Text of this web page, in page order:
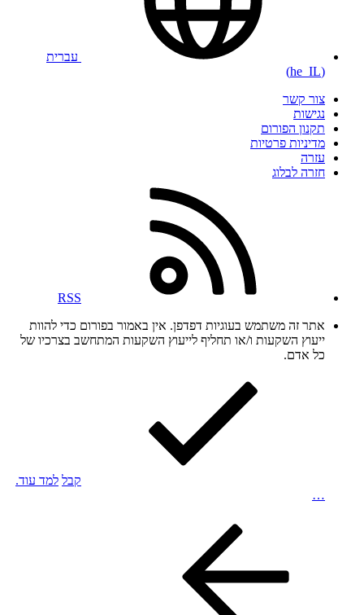
עברית
(he_IL)
צור קשר
נגישות
תקנון הפורום
מדיניות פרטיות
עזרה
חזרה לבלוג
RSS
אתר זה משתמש בעוגיות דפדפן. אין באמור בפורום כדי להוות
ייעוץ השקעות ו/או תחליף לייעוץ השקעות המתחשב בצרכיו של
כל אדם.
קבל למד עוד.
…